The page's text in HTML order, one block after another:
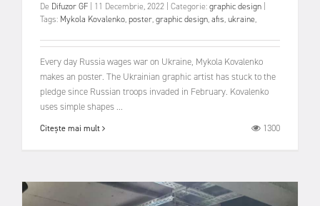
De Difuzor GF 11 Decembrie, 2022 Categorie:graphic design
Tags: Mykola Kovalenko,poster,graphic design,afis,ukraine,
Every day Russia wages war on Ukraine, Mykola Kovalenko
makes an poster. The Ukrainian graphic artist has stuck to the
pledge since Russian troops invaded in February. Kovalenko
uses simple shapes ...
Citește mai mult 1300